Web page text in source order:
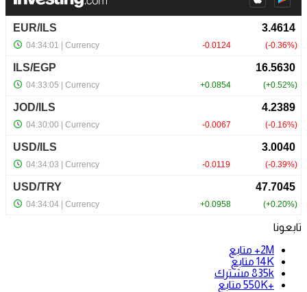
تابعونا
2M+
متابع
14K متابع
835k مشترك
+550K
متابع